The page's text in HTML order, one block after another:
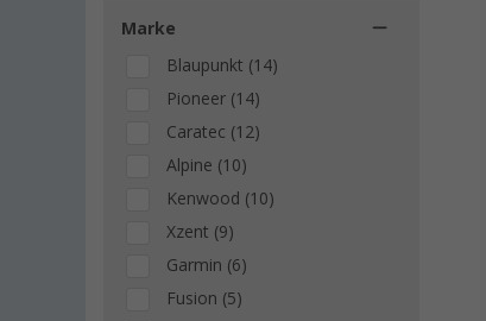
Marke
Blaupunkt (14)
Pioneer (14)
Caratec (12)
Alpine (10)
Kenwood (10)
Xzent (9)
Garmin (6)
Fusion (5)